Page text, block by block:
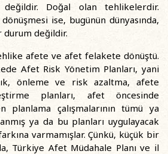
değildir. Doğal olan tehlikelerdir.
ise, bugünün dünyasında,
değildir.
afete ve afet felakete dönüştü.
Afet Risk Yönetim Planları, yani
önleme ve risk azaltma, afete
planları, afet öncesinde
planlama çalışmalarının tümü ya
ya da bu planları uygulayacak
varmamışlar. Çünkü, küçük bir
Türkiye Afet Müdahale Planı ve il